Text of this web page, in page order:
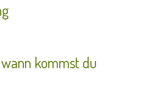
kommst du